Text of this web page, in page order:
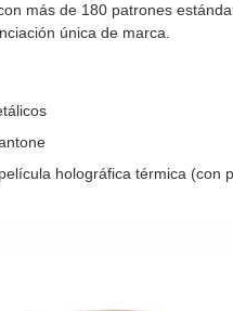
más de 180 patrones
única de marca.
holográfica térmica (con